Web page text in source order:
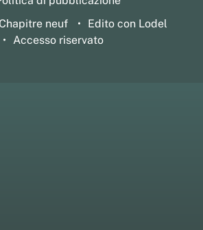
neuf
Edito con Lodel
Accesso riservato